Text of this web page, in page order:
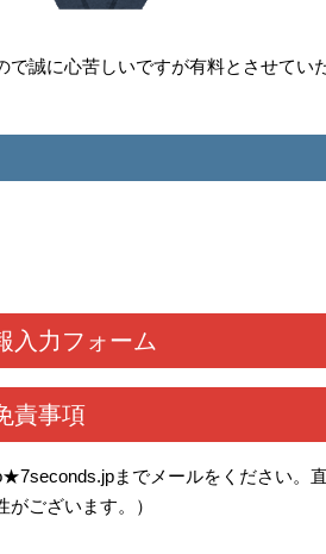
誠に心苦しいですが有料とさせてい
入力フォーム
責事項
までメールをください。
ございます。）